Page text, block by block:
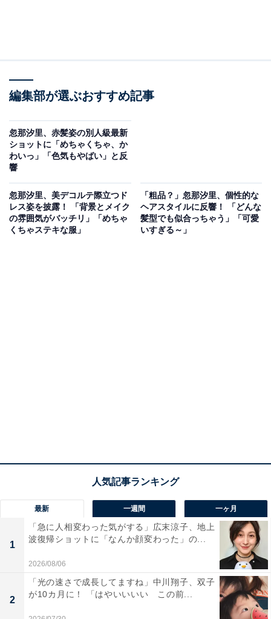
編集部が選ぶおすすめ記事
忽那汐里、赤髪姿の別人級最新
ショットに「めちゃくちゃ、か
わいっ」「色気もやばい」と反
響
忽那汐里、美デコルテ際立つド
レス姿を披露！ 「背景とメイク
の雰囲気がバッチリ」「めちゃ
くちゃステキな服」
「粗品？」忽那汐里、個性的な
ヘアスタイルに反響！ 「どんな
髪型でも似合っちゃう」「可愛
いすぎる～」
最新 一週間 一ヶ月
1
「急に人相変わった気がする」広末涼子、地上
波復帰ショットに「なんか顔変わった」の...
2026/08/06
2
「光の速さで成長してますね」中川翔子、双子
が10カ月に！ 「はやいいいい この前...